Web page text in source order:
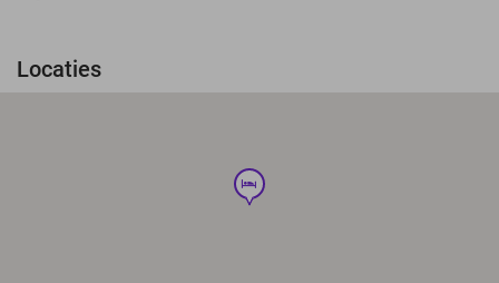
Locaties
hotel